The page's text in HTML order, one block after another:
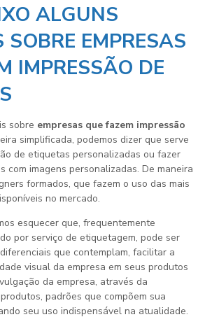
ALGUNS
SOBRE EMPRESAS
IMPRESSÃO DE
sobre empresas que fazem impressão
simplificada, podemos dizer que serve
de etiquetas personalizadas ou fazer
com imagens personalizadas. De maneira
formados, que fazem o uso das mais
no mercado.
esquecer que, frequentemente
por serviço de etiquetagem, pode ser
que contemplam, facilitar a
visual da empresa em seus produtos
da empresa, através da
padrões que compõem sua
seu uso indispensável na atualidade.